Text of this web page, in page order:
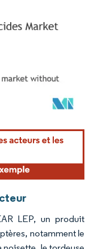
une attribution sous CC BY
LEP, un produit
notamment le